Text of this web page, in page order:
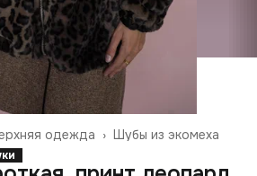
Шубы из экомеха
одежда ›